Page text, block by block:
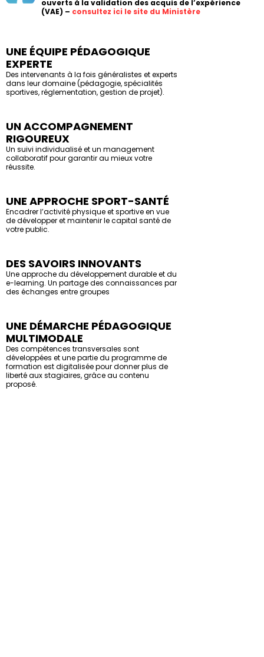
ouverts à la validation des acquis de l’expérience
(VAE) – consultez ici le site du Ministère
UNE ÉQUIPE PÉDAGOGIQUE
EXPERTE
Des intervenants à la fois généralistes et experts
dans leur domaine (pédagogie, spécialités
sportives, réglementation, gestion de projet).
UN ACCOMPAGNEMENT
RIGOUREUX
Un suivi individualisé et un management
collaboratif pour garantir au mieux votre
réussite.
UNE APPROCHE SPORT-SANTÉ
Encadrer l’activité physique et sportive en vue
de développer et maintenir le capital santé de
votre public.
DES SAVOIRS INNOVANTS
Une approche du développement durable et du
e-learning. Un partage des connaissances par
des échanges entre groupes
UNE DÉMARCHE PÉDAGOGIQUE
MULTIMODALE
Des compétences transversales sont
développées et une partie du programme de
formation est digitalisée pour donner plus de
liberté aux stagiaires, grâce au contenu
proposé.